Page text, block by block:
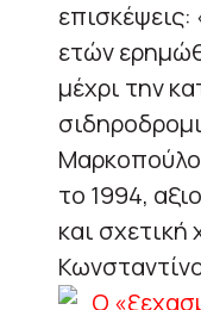
ετών
μέχρι την
το 1994,
και σχετική